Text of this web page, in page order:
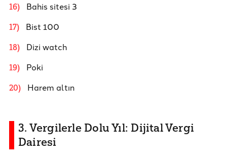
16) Bahis sitesi 3
17) Bist 100
18) Dizi watch
19) Poki
20) Harem altın
3. Vergilerle Dolu Yıl: Dijital Vergi
Dairesi